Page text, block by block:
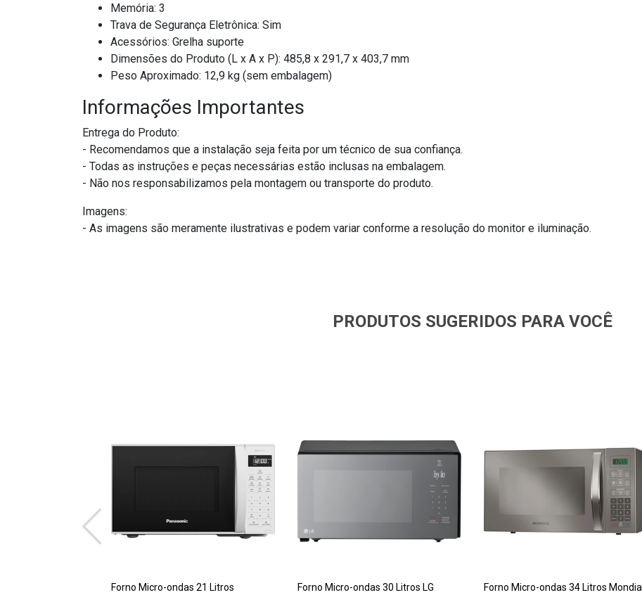
Memória: 3
Trava de Segurança Eletrônica: Sim
Acessórios: Grelha suporte
Dimensões do Produto (L x A x P): 485,8 x 291,7 x 403,7 mm
Peso Aproximado: 12,9 kg (sem embalagem)
Informações Importantes
Entrega do Produto:
- Recomendamos que a instalação seja feita por um técnico de sua confiança.
- Todas as instruções e peças necessárias estão inclusas na embalagem.
- Não nos responsabilizamos pela montagem ou transporte do produto.
Imagens:
- As imagens são meramente ilustrativas e podem variar conforme a resolução do monitor e iluminação.
PRODUTOS SUGERIDOS PARA VOCÊ
Forno Micro-ondas 21 Litros
Forno Micro-ondas 30 Litros LG
Forno Micro-ondas 34 Litros Mondial